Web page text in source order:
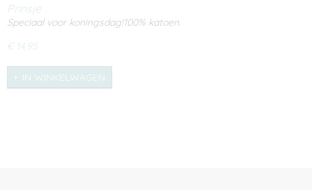
Prinsje
Speciaal voor koningsdag!100% katoen.
€ 14,95
IN WINKELWAGEN